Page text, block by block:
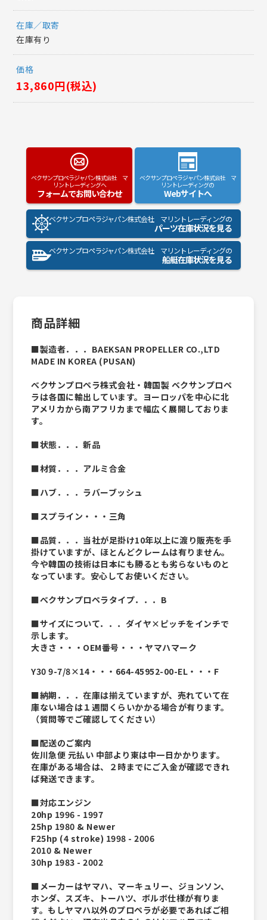
在庫／取寄
在庫有り
価格
13,860円(税込)
ベクサンプロペラジャパン株式会社 マ
リントレーディングへ
フォームでお問い合わせ
ベクサンプロペラジャパン株式会社 マ
リントレーディングの
Webサイトへ
ベクサンプロペラジャパン株式会社 マリントレーディングの
パーツ在庫状況を見る
ベクサンプロペラジャパン株式会社 マリントレーディングの
船艇在庫状況を見る
商品詳細
■製造者．．．BAEKSAN PROPELLER CO.,LTD
MADE IN KOREA (PUSAN)
べクサンプロペラ株式会社・韓国製 ベクサンプロペ
ラは各国に輸出しています。ヨーロッパを中心に北
アメリカから南アフリカまで幅広く展開しておりま
す。
■状態．．．新品
■材質．．．アルミ合金
■ハブ．．．ラバーブッシュ
■スプライン・・・三角
■品質．．．当社が足掛け10年以上に渡り販売を手
掛けていますが、ほとんどクレームは有りません。
今や韓国の技術は日本にも勝るとも劣らないものと
なっています。安心してお使いください。
■べクサンプロペラタイプ．．．B
■サイズについて．．．ダイヤ×ピッチをインチで
示します。
大きさ・・・OEM番号・・・ヤマハマーク
Y30 9-7/8×14・・・664-45952-00-EL・・・F
■納期．．．在庫は揃えていますが、売れていて在
庫ない場合は１週間くらいかかる場合が有ります。
（質問等でご確認してください）
■配送のご案内
佐川急便 元払い 中部より東は中一日かかります。
在庫がある場合は、２時までにご入金が確認できれ
ば発送できます。
■対応エンジン
20hp 1996 - 1997
25hp 1980 & Newer
F25hp (4 stroke) 1998 - 2006
2010 & Newer
30hp 1983 - 2002
■メーカーはヤマハ、マーキュリー、ジョンソン、
ホンダ、スズキ、トーハツ、ボルボ仕様が有りま
す。もしヤマハ以外のプロペラが必要であればご相